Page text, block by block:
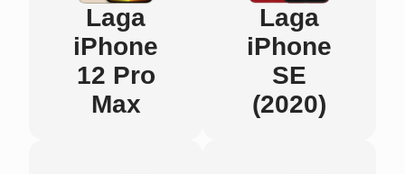
Laga
iPhone
12 Pro
Max
Laga
iPhone
SE
(2020)